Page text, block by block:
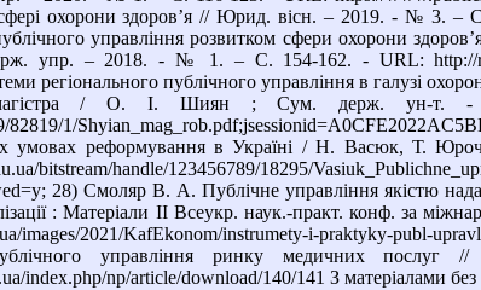
сфері охорони здоров’я // Юрид. вісн. – 2019. - № 3.
управління розвитком сфери охорони
упр. – 2018. - № 1. – С. 154-162. - URL: http://
регіонального публічного управління в галузі
магістра / О. І. Шиян ; Сум. держ. ун-т. -
82819/1/
умовах реформування в Україні / Н. Васюк, Т.
bitstream/handle/123456789/18295/
28) Смоляр В. А. Публічне управління якістю
: Матеріали ІІ Всеукр. наук.-практ. конф. за
images/2021/KafEkonom/instrumety-i-praktyky-publ-
публічного управління ринку медичних
index.php/np/article/download/140/141 З матеріалами